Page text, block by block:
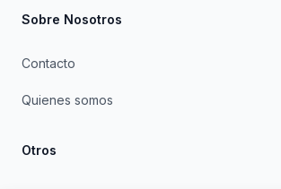
Sobre Nosotros
Contacto
Quienes somos
Otros